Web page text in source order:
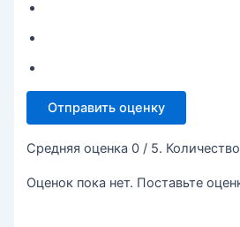
Отправить оценку
Средняя оценка 0 / 5.
Оценок пока нет. Поставьте